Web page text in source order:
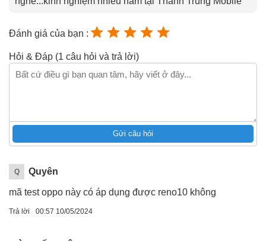
Đánh giá của bạn :
Hỏi & Đáp (1 câu hỏi và trả lời)
Gửi câu hỏi
Q Quyên
mã test oppo này có áp dụng được reno10 không
Trả lời 00:57 10/05/2024